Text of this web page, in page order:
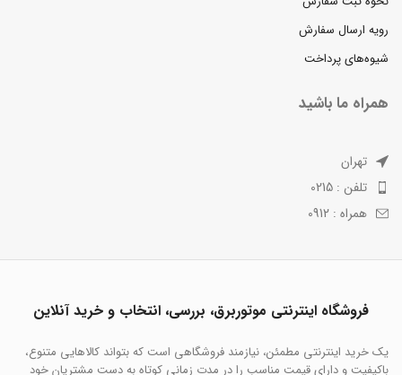
رویه ارسال سفارش
شیوه‌های پرداخت
همراه ما باشید
تهران
تلفن : 0215
همراه : 0912
فروشگاه اینترنتی موتوربرق، بررسی، انتخاب و خرید آنلاین
یک خرید اینترنتی مطمئن، نیازمند فروشگاهی است که بتواند کالاهایی متنوع،
باکیفیت و دارای قیمت مناسب را در مدت زمانی کوتاه به دست مشتریان خود